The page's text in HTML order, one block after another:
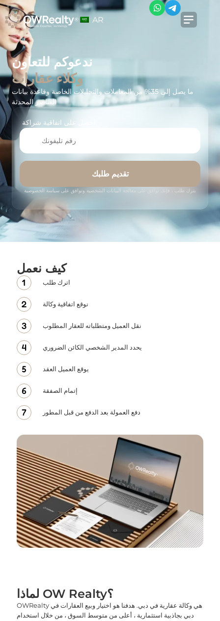
AR
ندعوكم للتعاون
وكلاء عقارات
ما يصل إلى 35% من المعاملات والتحليلات الخاصة وقاعدة بيانات
العناصر المحدثة
احصل على اتفاقية شراكة
تقديم طلبك
بترك طلب ، فإنك توافق على معالجة البيانات الشخصية وتوافق على سياسة الخصوصية
كيف نعمل
اترك طلب
نوقع اتفاقية وكالة
نقل العميل ومتطلباته للعقار المطلوب
يحدد المدير الشخصي الكائن الضروري
يوقع العميل العقد
إتمام الصفقة
دفع العمولة بعد الدفع من قبل المطور
لماذا OW Realty؟
OWRealty هي وكالة عقارية في دبي. هدفنا هو اختيار وبيع العقارات في
دبي بجاذبية استثمارية ، أعلى من متوسط السوق ، من خلال استخدام